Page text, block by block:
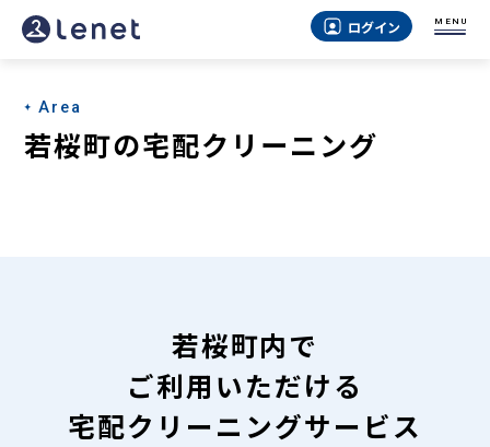
若
町
の
ログイン MENU
Area
若桜町の宅配クリーニング
若桜町内で
ご利用いただける
宅配クリーニングサービス